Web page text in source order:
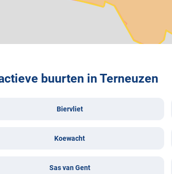
buurten in Terneuzen
Biervliet
Koewacht
Sas van Gent